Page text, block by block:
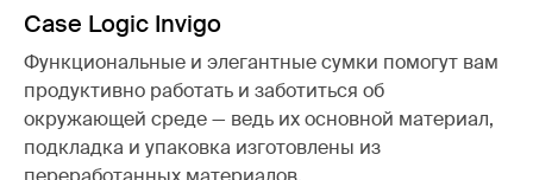
Case Logic Invigo
Функциональные и элегантные сумки помогут вам
продуктивно работать и заботиться об
окружающей среде — ведь их основной материал,
подкладка и упаковка изготовлены из